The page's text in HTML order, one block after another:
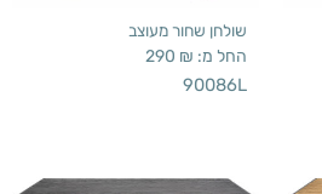
שולחן שחור מעוצב
החל מ: 290 ₪
90086L